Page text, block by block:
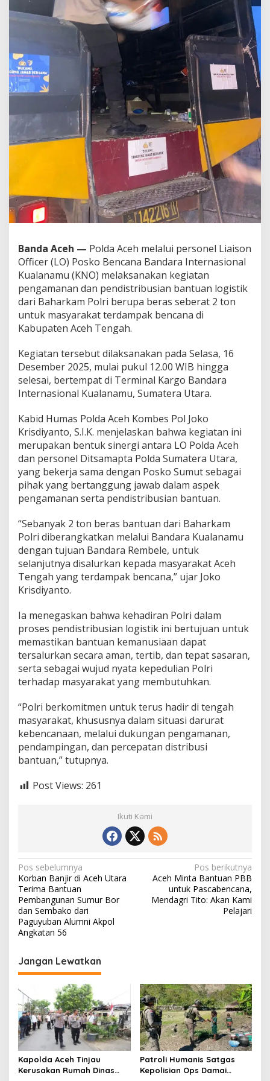
a
n
2
a
B
a
n
n
B
a
h
r
a
m
P
o
l
r
i
n
t
u
k
W
r
g
a
A
c
e
h
T
g
a
h
Banda Aceh — Polda Aceh melalui personel Liaison
Officer (LO) Posko Bencana Bandara Internasional
Kualanamu (KNO) melaksanakan kegiatan
pengamanan dan pendistribusian bantuan logistik
dari Baharkam Polri berupa beras seberat 2 ton
untuk masyarakat terdampak bencana di
Kabupaten Aceh Tengah.
Kegiatan tersebut dilaksanakan pada Selasa, 16
Desember 2025, mulai pukul 12.00 WIB hingga
selesai, bertempat di Terminal Kargo Bandara
Internasional Kualanamu, Sumatera Utara.
Kabid Humas Polda Aceh Kombes Pol Joko
Krisdiyanto, S.I.K. menjelaskan bahwa kegiatan ini
merupakan bentuk sinergi antara LO Polda Aceh
dan personel Ditsamapta Polda Sumatera Utara,
yang bekerja sama dengan Posko Sumut sebagai
pihak yang bertanggung jawab dalam aspek
pengamanan serta pendistribusian bantuan.
“Sebanyak 2 ton beras bantuan dari Baharkam
Polri diberangkatkan melalui Bandara Kualanamu
dengan tujuan Bandara Rembele, untuk
selanjutnya disalurkan kepada masyarakat Aceh
Tengah yang terdampak bencana,” ujar Joko
Krisdiyanto.
Ia menegaskan bahwa kehadiran Polri dalam
proses pendistribusian logistik ini bertujuan untuk
memastikan bantuan kemanusiaan dapat
tersalurkan secara aman, tertib, dan tepat sasaran,
serta sebagai wujud nyata kepedulian Polri
terhadap masyarakat yang membutuhkan.
“Polri berkomitmen untuk terus hadir di tengah
masyarakat, khususnya dalam situasi darurat
kebencanaan, melalui dukungan pengamanan,
pendampingan, dan percepatan distribusi
bantuan,” tutupnya.
Post Views: 261
Ikuti Kami
N
a
v
i
g
a
s
i
p
o
s
Pos sebelumnya
Korban Banjir di Aceh Utara
Terima Bantuan
Pembangunan Sumur Bor
dan Sembako dari
Paguyuban Alumni Akpol
Angkatan 56
Pos berikutnya
Aceh Minta Bantuan PBB
untuk Pascabencana,
Mendagri Tito: Akan Kami
Pelajari
Jangan Lewatkan
Kapolda Aceh Tinjau
Kerusakan Rumah Dinas
Patroli Humanis Satgas
Kepolisian Ops Damai